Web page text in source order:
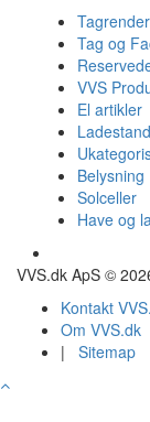
Tagrender
Tag og
VVS
El artikler
Belysning
Solceller
Have og
VVS.dk ApS ©
Kontakt
Om VVS.dk
| Sitemap